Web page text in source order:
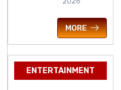
MORE
ENTERTAINMENT